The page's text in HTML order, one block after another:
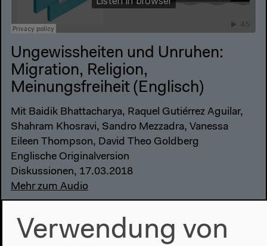
Ungewissheiten und Unruhen:
Migration, Religion,
Meinungsfreiheit (Englisch)
Mit Baidik Bhattacharya, Raquel Gutiérrez Aguilar,
Shahram Khosravi, Sandro Mezzadra, Vanessa
Eileen Thompson, David Theo Goldberg
Englische Originalversion
Diskussionen, 17.03.2018
Mehr zum Audio
Verwendung von